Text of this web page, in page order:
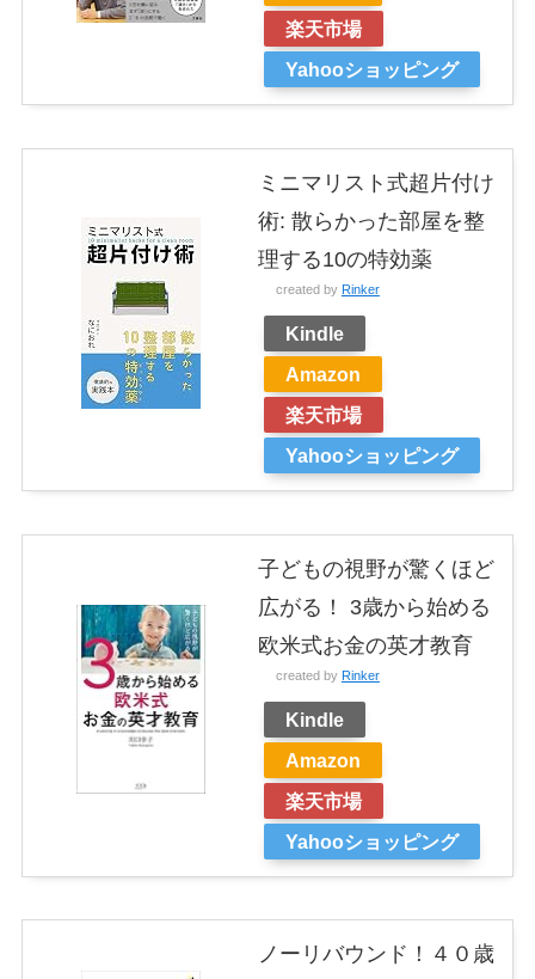
楽天市場
Yahooショッピング
ミニマリスト式超片付け
術: 散らかった部屋を整
理する10の特効薬
created by Rinker
Kindle
Amazon
楽天市場
Yahooショッピング
子どもの視野が驚くほど
広がる！ 3歳から始める
欧米式お金の英才教育
created by Rinker
Kindle
Amazon
楽天市場
Yahooショッピング
ノーリバウンド！４０歳